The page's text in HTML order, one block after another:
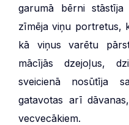
garumā bērni stāstīja
zīmēja viņu portretus,
kā viņus varētu
mācījās dzejoļus,
sveicienā nosūtīja
gatavotas arī
vecvecākiem.